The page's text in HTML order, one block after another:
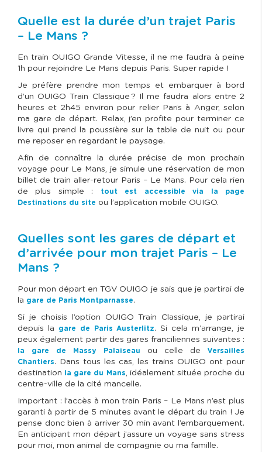
Quelle est la durée d’un trajet Paris
– Le Mans ?
En train OUIGO Grande Vitesse, il ne me faudra à peine
1h pour rejoindre Le Mans depuis Paris. Super rapide !
Je préfère prendre mon temps et embarquer à bord
d’un OUIGO Train Classique ? Il me faudra alors entre 2
heures et 2h45 environ pour relier Paris à Anger, selon
ma gare de départ. Relax, j’en profite pour terminer ce
livre qui prend la poussière sur la table de nuit ou pour
me reposer en regardant le paysage.
Afin de connaître la durée précise de mon prochain
voyage pour Le Mans, je simule une réservation de mon
billet de train aller-retour Paris – Le Mans. Pour cela rien
de plus simple :
tout est accessible via la page
Destinations du site ou l’application mobile OUIGO.
Quelles sont les gares de départ et
d’arrivée pour mon trajet Paris – Le
Mans ?
Pour mon départ en TGV OUIGO je sais que je partirai de
la gare de Paris Montparnasse.
Si je choisis l’option OUIGO Train Classique, je partirai
depuis la
gare de Paris Austerlitz. Si cela m’arrange, je
peux également partir des gares franciliennes suivantes :
la gare de Massy Palaiseau ou celle de Versailles
Chantiers. Dans tous les cas, les trains OUIGO ont pour
destination la gare du Mans, idéalement située proche du
centre-ville de la cité mancelle.
Important : l’accès à mon train Paris – Le Mans n’est plus
garanti à partir de 5 minutes avant le départ du train ! Je
pense donc bien à arriver 30 min avant l’embarquement.
En anticipant mon départ j’assure un voyage sans stress
pour moi, mon animal de compagnie ou ma famille.